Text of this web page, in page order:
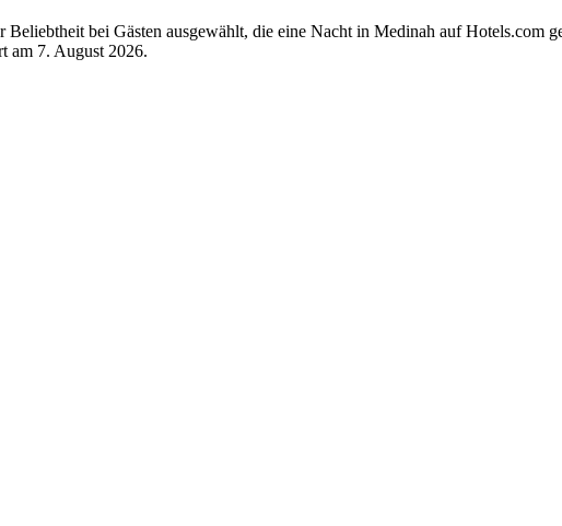
bei Gästen ausgewählt, die eine Nacht in Medinah auf Hotels.com
am 7. August 2026.